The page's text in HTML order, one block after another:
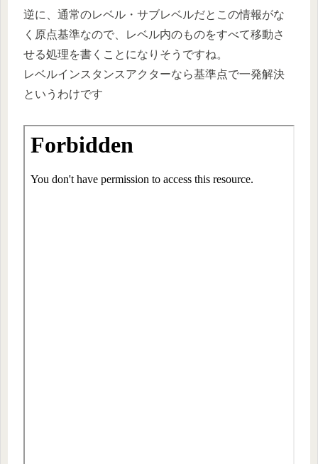
逆に、通常のレベル・サブレベルだとこの情報がな
く原点基準なので、レベル内のものをすべて移動さ
せる処理を書くことになりそうですね。
レベルインスタンスアクターなら基準点で一発解決
というわけです